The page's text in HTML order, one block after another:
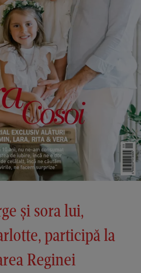
și sora lui,
participă la
Reginei